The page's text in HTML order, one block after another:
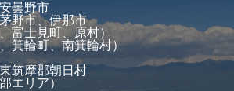
曇野市
野市、伊那市
富士見町、原村）
箕輪町、南箕輪村）
筑摩郡朝日村
エリア）